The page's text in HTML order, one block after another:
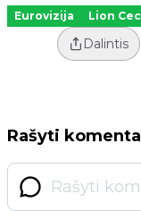
Eurovizija Lion
Dalintis
Rašyti